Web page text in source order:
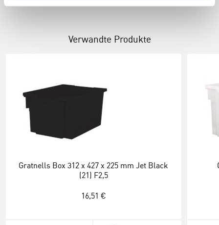
Verwandte Produkte
Gratnells Box 312 x 427 x 225 mm Jet Black
(21) F2,5
16,51 €